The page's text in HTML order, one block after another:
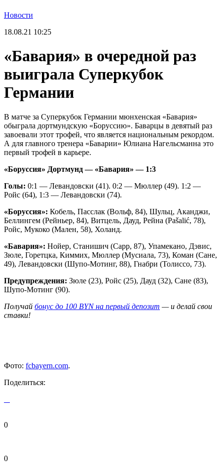
Новости
18.08.21 10:25
«Бавария» в очередной раз
выиграла Суперкубок
Германии
В матче за Суперкубок Германии мюнхенская «Бавария»
обыграла дортмундскую «Боруссию». Баварцы в девятый раз
завоевали этот трофей, что является национальным рекордом.
А для главного тренера «Баварии» Юлиана Нагельсманна это
первый трофей в карьере.
«Боруссия» Дортмунд — «Бавария» — 1:3
Голы: 0:1 — Левандовски (41). 0:2 — Мюллер (49). 1:2 —
Ройс (64), 1:3 — Левандовски (74).
«Боруссия»: Кобель, Пасслак (Вольф, 84), Шульц, Аканджи,
Беллингем (Рейньер, 84), Витцель, Дауд, Рейна (Pašalić, 78),
Ройс, Мукоко (Мален, 58), Холанд.
«Бавария»: Нойер, Станишич (Сарр, 87), Упамекано, Дэвис,
Зюле, Горетцка, Киммих, Мюллер (Мусиала, 73), Коман (Сане,
49), Левандовски (Шупо-Мотинг, 88), Гнабри (Толиссо, 73).
Предупреждения: Зюле (23), Ройс (25), Дауд (32), Сане (83),
Шупо-Мотинг (90).
Получай бонус до 100 BYN на первый депозит — и делай свои
ставки!
Фото: fcbayern.com.
Поделиться:
0
0